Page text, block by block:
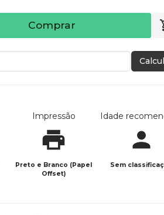
Comprar
Impressão
Preto e Branco (Papel
Offset)
Idade
Sem